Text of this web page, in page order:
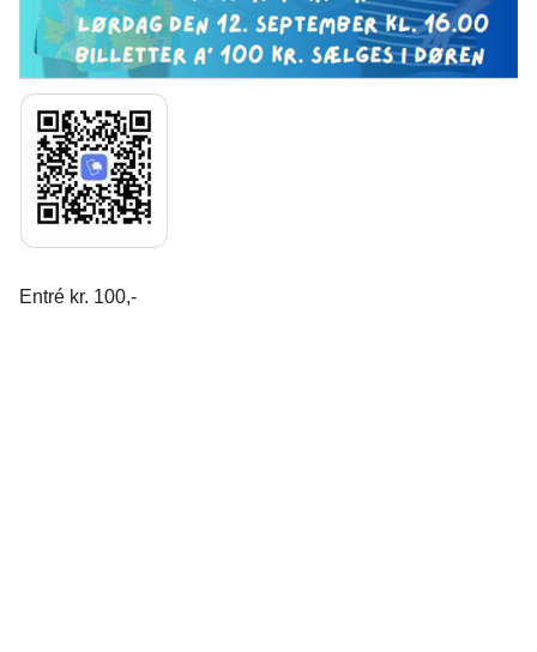
Entré kr. 100,-